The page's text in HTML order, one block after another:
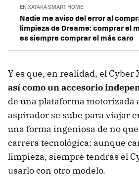
EN XATAKA SMART HOME
Nadie me aviso del error al
limpieza de Dreame: comprar el
es siempre comprar el más caro
Y es que, en realidad, el Cyber
así como un accesorio
de una plataforma motorizada
aspirador se sube para viajar
una forma ingeniosa de no
carrera tecnológica: aunque
limpieza, siempre tendrás el
usarlo con otro modelo.